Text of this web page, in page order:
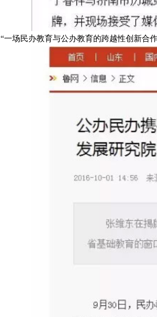
“一场民办教育与公办教育的跨越性创新合